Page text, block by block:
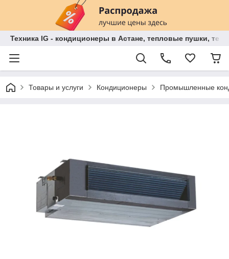
Техника IG - кондиционеры в Астане, тепловые пушки,
Товары и услуги Кондиционеры Промышленные